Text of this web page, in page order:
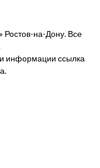
на-Дону. Все
информации ссылка